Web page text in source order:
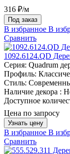
316 ₽/м
Под заказ
В избранное В
Сравнить
1092.6124.QD
Серия: Quadrum
Профиль:
Стиль:
Наличие декора :
Доступное
Цена по запросу
Узнать цену
В избранное В
Сравнить